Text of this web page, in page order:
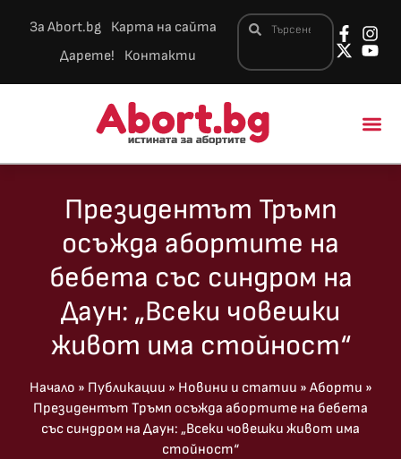
За Abort.bg
Карта на сайта
Дарете!
Контакти
Президентът Тръмп
осъжда абортите на
бебета със синдром на
Даун: „Всеки човешки
живот има стойност“
Начало » Публикации » Новини и статии » Аборти »
Президентът Тръмп осъжда абортите на бебета
със синдром на Даун: „Всеки човешки живот има
стойност“